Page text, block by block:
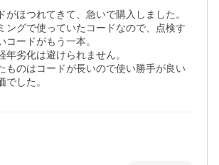
がほつれてきて、急いで購入しました。
ングで使っていたコードなので、点検す
コードがもう一本。
年劣化は避けられません。
ものはコードが長いので使い勝手が良い
でした。